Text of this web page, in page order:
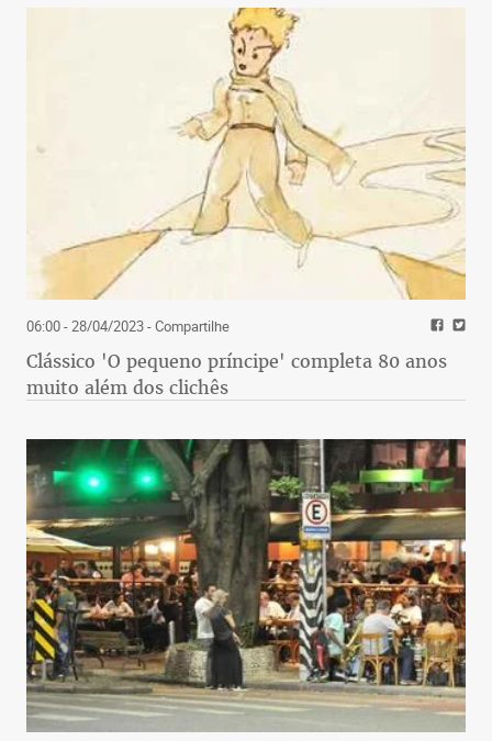
06:00 - 28/04/2023- Compartilhe
Clássico 'O pequeno príncipe' completa 80 anos
muito além dos clichês